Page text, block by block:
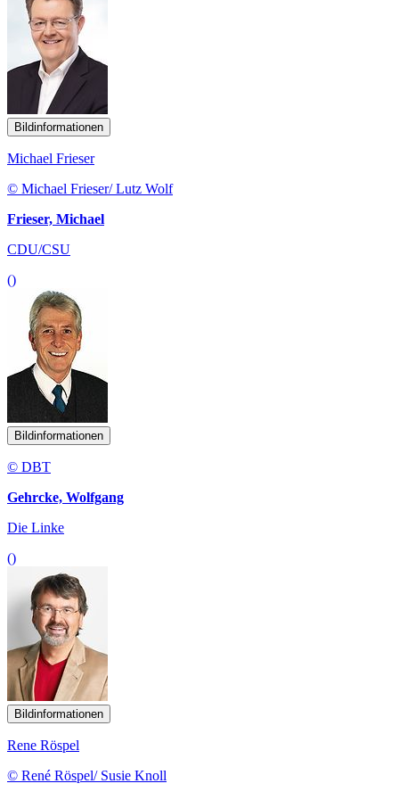
Bildinformationen
Michael Frieser
© Michael Frieser/ Lutz Wolf
Frieser, Michael
CDU/CSU
()
Bildinformationen
© DBT
Gehrcke, Wolfgang
Die Linke
()
Bildinformationen
Rene Röspel
© René Röspel/ Susie Knoll